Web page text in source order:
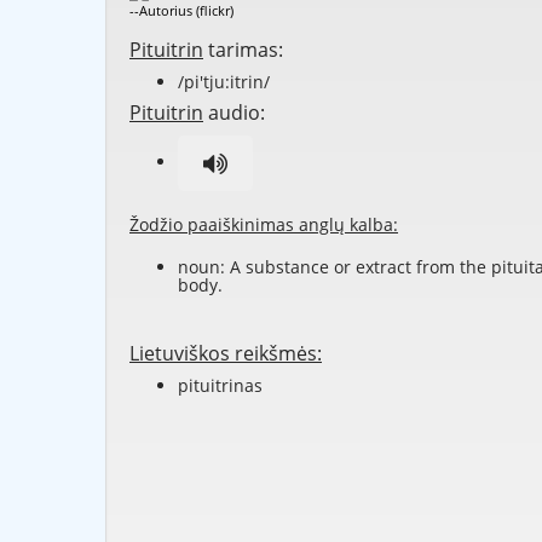
--Autorius (flickr)
Pituitrin tarimas:
/pi'tju:itrin/
Pituitrin audio:
Žodžio paaiškinimas anglų kalba:
noun: A substance or extract from the
body.
Lietuviškos reikšmės:
pituitrinas